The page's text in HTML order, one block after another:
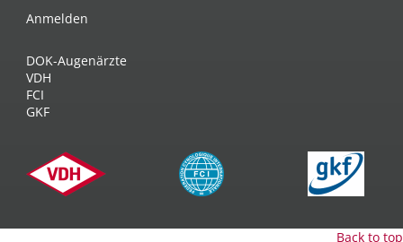
Anmelden
DOK-Augenärzte
VDH
FCI
GKF
Back to top